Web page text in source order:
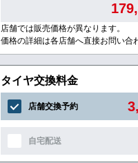
店舗では販売価格が異なります。
価格の詳細は各店舗へ直接お問い合
タイヤ交換料金
店舗交換予約
自宅配送